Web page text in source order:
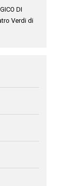
DI
Verdi di